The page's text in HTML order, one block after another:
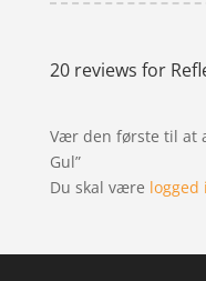
20 reviews for
Vær den første til at
Gul”
Du skal være logged